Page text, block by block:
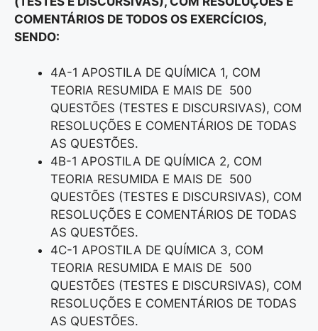
COMENTÁRIOS DE TODOS OS EXERCÍCIOS,
SENDO:
4A-1 APOSTILA DE QUÍMICA 1, COM
TEORIA RESUMIDA E MAIS DE 500
QUESTÕES (TESTES E DISCURSIVAS), COM
RESOLUÇÕES E COMENTÁRIOS DE TODAS
AS QUESTÕES.
4B-1 APOSTILA DE QUÍMICA 2, COM
TEORIA RESUMIDA E MAIS DE 500
QUESTÕES (TESTES E DISCURSIVAS), COM
RESOLUÇÕES E COMENTÁRIOS DE TODAS
AS QUESTÕES.
4C-1 APOSTILA DE QUÍMICA 3, COM
TEORIA RESUMIDA E MAIS DE 500
QUESTÕES (TESTES E DISCURSIVAS), COM
RESOLUÇÕES E COMENTÁRIOS DE TODAS
AS QUESTÕES.